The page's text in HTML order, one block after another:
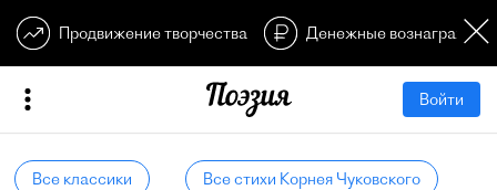
Продвижение творчества Денежные
Войти
Все классики Все стихи Корнея Чуковского